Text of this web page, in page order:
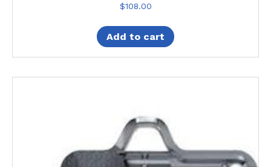
$108.00
Add to cart